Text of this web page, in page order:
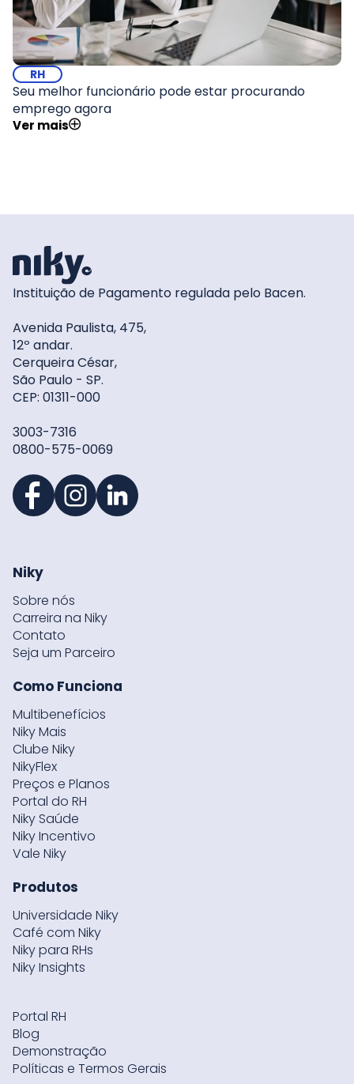
RH
Seu melhor funcionário pode estar procurando
emprego agora
Ver mais
Instituição de Pagamento regulada pelo Bacen.
Avenida Paulista, 475,
12º andar.
Cerqueira César,
São Paulo - SP.
CEP: 01311-000
3003-7316
0800-575-0069
Niky
Sobre nós
Carreira na Niky
Contato
Seja um Parceiro
Como Funciona
Multibenefícios
Niky Mais
Clube Niky
NikyFlex
Preços e Planos
Portal do RH
Niky Saúde
Niky Incentivo
Vale Niky
Produtos
Universidade Niky
Café com Niky
Niky para RHs
Niky Insights
Portal RH
Blog
Demonstração
Políticas e Termos Gerais